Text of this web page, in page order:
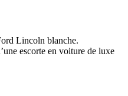
Lincoln blanche.
escorte en voiture de luxe